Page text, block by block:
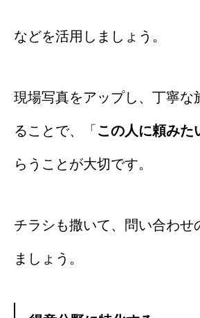
などを活用しましょう。
現場写真をアップし、丁寧な
ることで、「 この人に頼みた
らうことが大切です。
チラシも撒いて、問い合わせ
ましょう。